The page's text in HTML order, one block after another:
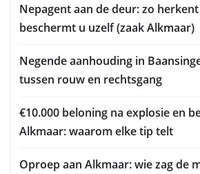
Nepagent aan de deur: zo
beschermt u uzelf (zaak Alkmaar)
Negende aanhouding in
tussen rouw en rechtsgang
€10.000 beloning na explosie en
Alkmaar: waarom elke tip telt
Oproep aan Alkmaar: wie zag de